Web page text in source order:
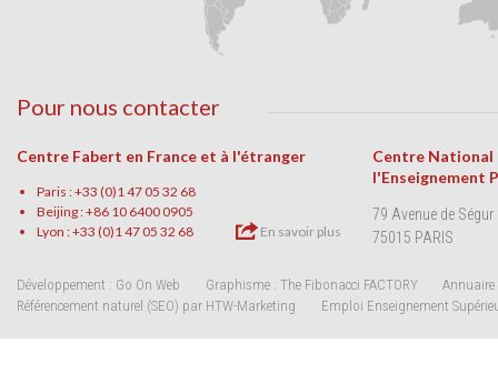
Pour nous contacter
Centre Fabert en France et à l'étranger
Paris : +33 (0)1 47 05 32 68
Beijing : +86 10 6400 0905
Lyon : +33 (0)1 47 05 32 68
En savoir plus
Centre National
l'Enseignement
79 Avenue de Ségur
75015 PARIS
Développement : Go On Web Graphisme : The Fibonacci FACTORY
Annuaire
Référencement naturel (SEO) par HTW-Marketing
Emploi Enseignement